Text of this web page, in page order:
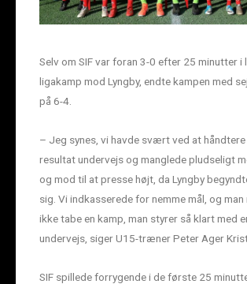
Selv om SIF var foran 3-0 efter 25 minutter i
ligakamp mod Lyngby, endte kampen med
på 6-4.
– Jeg synes, vi havde svært ved at
resultat undervejs og manglede pludseligt
og mod til at presse højt, da Lyngby
sig. Vi indkasserede for nemme mål, og
ikke tabe en kamp, man styrer så klart med
undervejs, siger U15-træner Peter Ager
SIF spillede forrygende i de første 25